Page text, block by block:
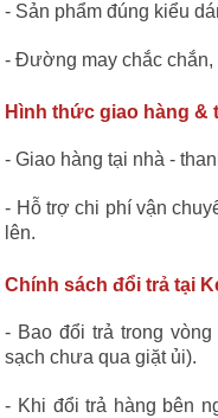
- Sản phẩm đúng kiểu
- Đường may chắc chắn,
Hình thức giao hàng &
- Giao hàng tại nhà -
- Hỗ trợ chi phí vận
lên.
Chính sách đổi trả tại
- Bao đổi trả trong
sạch chưa qua giặt ủi).
- Khi đổi trả hàng bên